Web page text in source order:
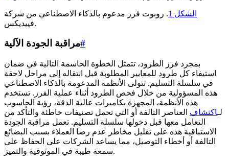
الشكل 1
. روبوت فرز مدعوم بالذكاء الاصطناعي من شركة
فييديكس.
مراقبة الجودة الآلية#
بمجرد فرز الطرود، تتمثل الخطوة الحاسمة التالية في ضمان
استيفاء كل طرود للمعايير المطلوبة قبل انتقاله إلى مراحل لاحقة
في سلسلة التسليم. تتولى الأنظمة المدعومة بالذكاء الاصطناعي
هذه المسؤولية من خلال فحص الطرود أثناء عملية الفرز. تستخدم
هذه الأنظمة، المجهزة بكاميرات عالية الدقة، رؤية الحاسوب
لـاكتشاف العناصر التالفة أو التي تحمل تصنيفات خاطئة والتأكد من
التعامل معها قبل دخولها سلسلة التسليم. تعمل مراقبة الجودة
الاستباقية هذه على تقليل مخاطر عدم رضا العملاء بسبب البضائع
التالفة أو أخطاء التوصيل، مما يساعد الشركات على الحفاظ على
سمعة طيبة في الموثوقية والتميز.